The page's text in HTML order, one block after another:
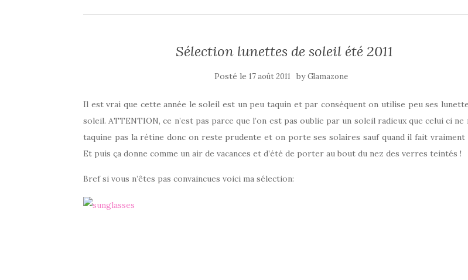
Sélection lunettes de soleil été 2011
Posté le17 août 2011 byGlamazone
Il est vrai que cette année le soleil est un peu taquin et par conséquent on utilise peu ses
soleil. ATTENTION, ce n’est pas parce que l’on est pas oublie par un soleil radieux que celui ci ne
taquine pas la rétine donc on reste prudente et on porte ses solaires sauf quand il fait vraiment
Et puis ça donne comme un air de vacances et d’été de porter au bout du nez des verres teintés !
Bref si vous n’êtes pas convaincues voici ma sélection: